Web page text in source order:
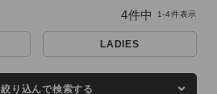
LADIES
絞り込んで検索する
4件中 1-4件表示